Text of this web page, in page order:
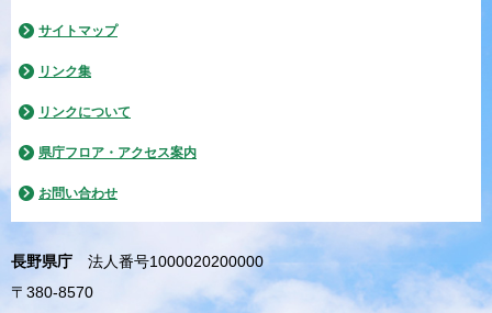
サイトマップ
リンク集
リンクについて
県庁フロア・アクセス案内
お問い合わせ
長野県庁
法人番号1000020200000
〒380-8570